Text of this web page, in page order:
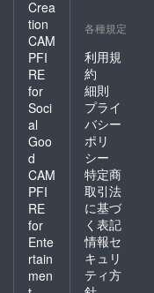
Crea
tion
CAM
PFI
RE
for
Soci
al
Goo
d
CAM
PFI
RE
for
Ente
rtain
men
各種規定
利用規
約
細則
プライ
バシー
ポリ
シー
特定商
取引法
に基づ
く表記
情報セ
キュリ
ティ方